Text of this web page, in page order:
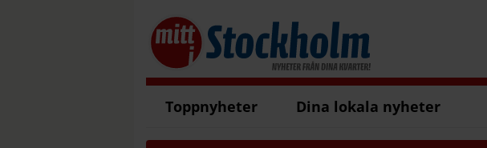
Toppnyheter Dina lokala nyheter